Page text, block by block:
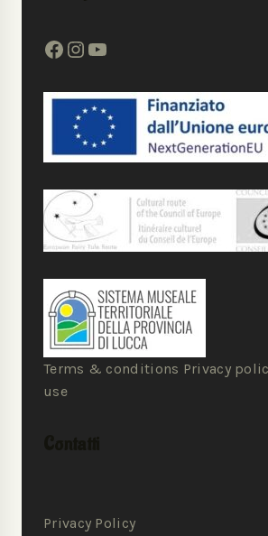
Terms & conditions Privacy
use
Privacy Policy